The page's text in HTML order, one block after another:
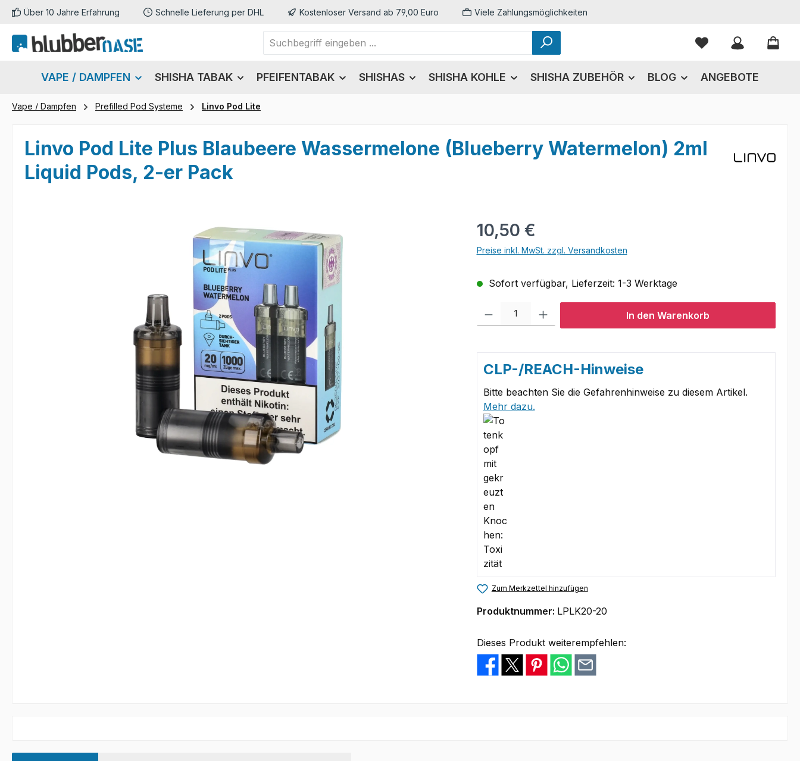
Hauptinhalt springen
Zur Suche springen
Zur Hauptnavigation springen
Über 10 Jahre Erfahrung Schnelle Lieferung per DHL Kostenloser Versand ab 79,00 Euro Viele Zahlungsmöglichkeiten
Du hast 0
VAPE / DAMPFEN SHISHA TABAK PFEIFENTABAK SHISHAS SHISHA KOHLE SHISHA ZUBEHÖR BLOG ANGEBOTE
Vape / Dampfen Prefilled Pod Systeme Linvo Pod Lite
Linvo Pod Lite Plus Blaubeere Wassermelone (Blueberry Watermelon) 2ml
Liquid Pods, 2-er Pack
Regulärer Preis:
10,50 €
Preise inkl. MwSt. zzgl. Versandkosten
Sofort verfügbar, Lieferzeit: 1-3 Werktage
Produkt Anzahl: Gib den gewünschten Wert ein oder benutze die Schaltflächen
In den Warenkorb
CLP-/REACH-Hinweise
Bitte beachten Sie die Gefahrenhinweise zu diesem Artikel.
Mehr dazu.
Zum Merkzettel hinzufügen
Produktnummer: LPLK20-20
Dieses Produkt weiterempfehlen: